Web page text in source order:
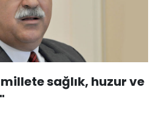
sağlık, huzur ve